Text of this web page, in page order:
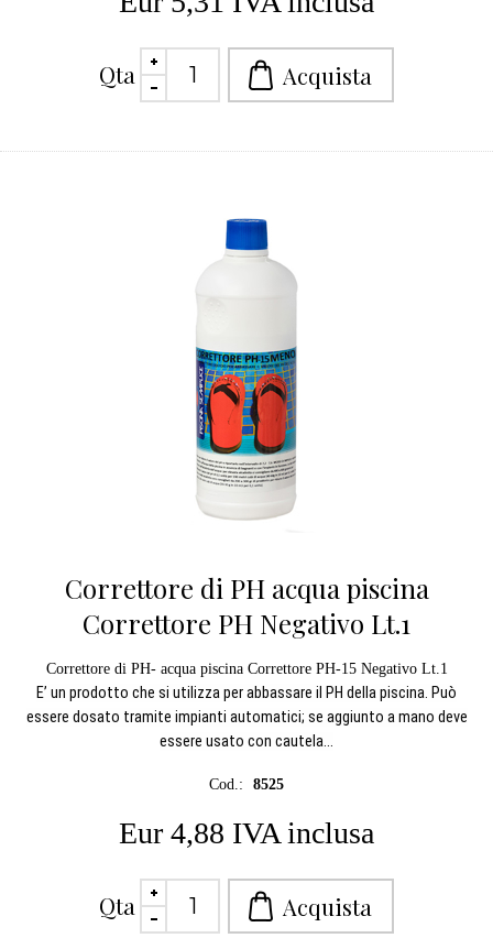
Qta
Correttore di PH acqua piscina
Correttore PH Negativo Lt.1
Correttore di PH- acqua piscina Correttore PH-15 Negativo Lt.1
E’ un prodotto che si utilizza per abbassare il PH della piscina. Può
essere dosato tramite impianti automatici; se aggiunto a mano deve
essere usato con cautela...
Cod.: 8525
Eur 4,88 IVA inclusa
Qta